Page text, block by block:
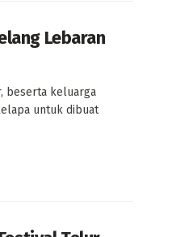
Lebaran
beserta keluarga
untuk dibuat